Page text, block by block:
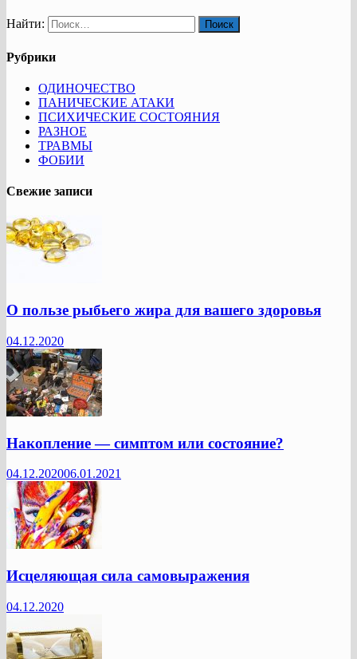
Найти:
Рубрики
ОДИНОЧЕСТВО
ПАНИЧЕСКИЕ АТАКИ
ПСИХИЧЕСКИЕ СОСТОЯНИЯ
РАЗНОЕ
ТРАВМЫ
ФОБИИ
Свежие записи
О пользе рыбьего жира для вашего здоровья
04.12.2020
Накопление — симптом или состояние?
04.12.202006.01.2021
Исцеляющая сила самовыражения
04.12.2020